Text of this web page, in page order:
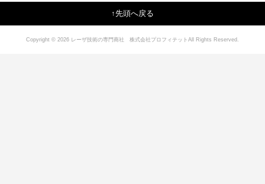
先頭へ戻る
Copyright © 2026 レーザ技術の専門商社 株式会社プロフィテットAll Rights Reserved.